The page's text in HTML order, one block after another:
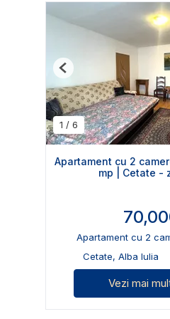
1 / 6
Previous
Apartament cu 2
mp | Cetate -
Apartament cu 2
Cetate, Alba Iulia
Vezi mai